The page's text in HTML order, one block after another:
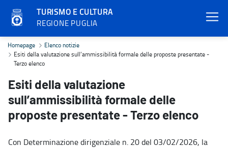
TURISMO E CULTURA
REGIONE PUGLIA
Esiti della valutazione sull’ammissibilità formale delle proposte
Homepage
Elenco notizie
Esiti della valutazione sull’ammissibilità formale delle proposte presentate -
Terzo elenco
Esiti della valutazione
sull’ammissibilità formale delle
proposte presentate - Terzo elenco
Con Determinazione dirigenziale n. 20 del 03/02/2026, la